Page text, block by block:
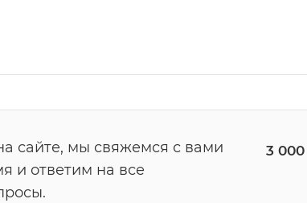
сайте, мы свяжемся с вами
и ответим на все
3 000